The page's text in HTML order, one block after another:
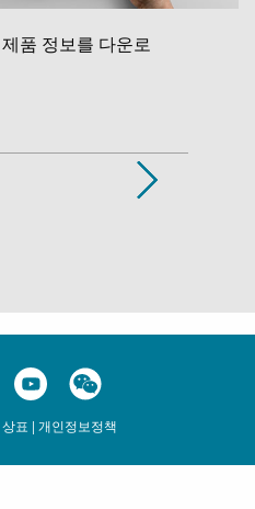
품 정보를 다운로
상표 | 개인정보정책